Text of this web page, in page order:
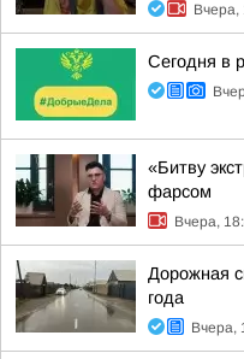
Вчера,
Сегодня в
«Битву
фарсом
Вчера,
Дорожная
года
Вчера,